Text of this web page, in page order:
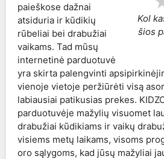
Kol
šios
paieškose dažnai
atsiduria ir kūdikių
rūbeliai bei drabužiai
vaikams. Tad mūsų
internetinė parduotuvė
yra skirta palengvinti
vienoje vietoje peržiūrėti visą
labiausiai patikusias prekes.
parduotuvėje mažylių visuomet
drabužiai kūdikiams ir vaikų
visiems metų laikams, visoms
oro sąlygoms, kad jūsų mažyliai